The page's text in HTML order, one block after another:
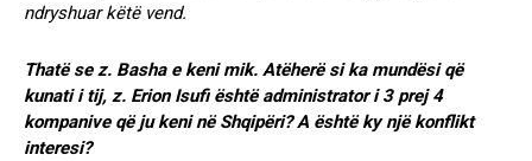
ndryshuar këtë vend.
Thatë se z. Basha e keni mik. Atëherë si ka mundësi që
kunati i tij, z. Erion Isufi është administrator i 3 prej 4
kompanive që ju keni në Shqipëri? A është ky një konflikt
interesi?